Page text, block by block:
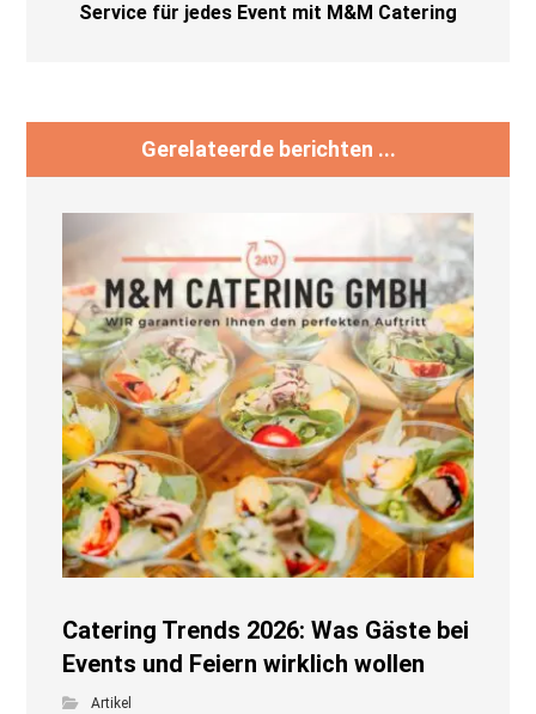
Service für jedes Event mit M&M Catering
Gerelateerde berichten ...
Catering Trends 2026: Was Gäste bei
Events und Feiern wirklich wollen
Artikel